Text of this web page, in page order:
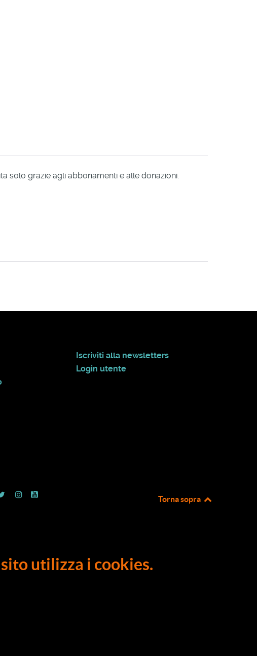
solo grazie agli abbonamenti e alle donazioni.
Iscriviti alla newsletters
Login utente
Torna sopra
utilizza i cookies.